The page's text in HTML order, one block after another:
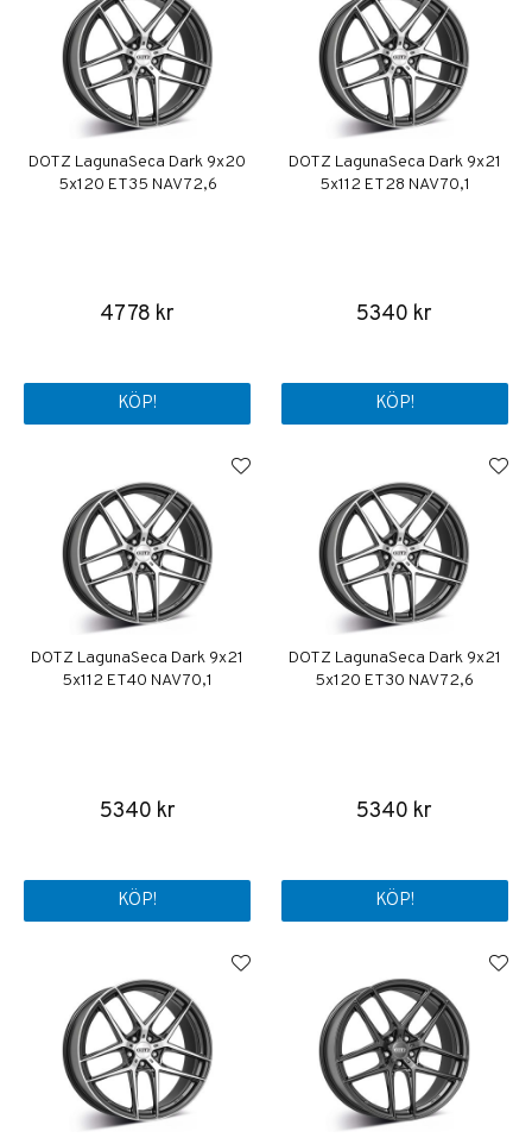
DOTZ LagunaSeca Dark 9x20
5x120 ET35 NAV 72,6
4778 kr
KÖP!
DOTZ LagunaSeca Dark 9x21
5x112 ET28 NAV 70,1
5340 kr
KÖP!
DOTZ LagunaSeca Dark 9x21
5x112 ET40 NAV 70,1
5340 kr
KÖP!
DOTZ LagunaSeca Dark 9x21
5x120 ET30 NAV 72,6
5340 kr
KÖP!